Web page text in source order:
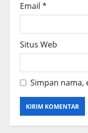
Email *
Situs Web
Simpan nama,